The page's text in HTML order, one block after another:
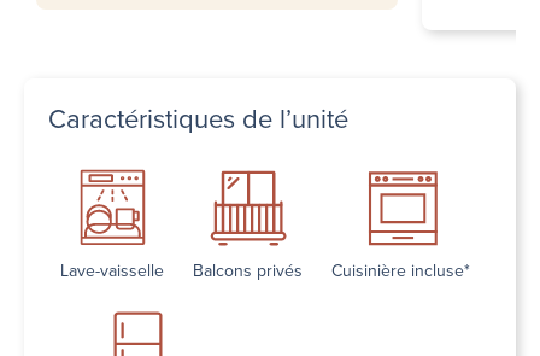
Caractéristiques de l’unité
Lave-vaisselle Balcons privés Cuisinière incluse*